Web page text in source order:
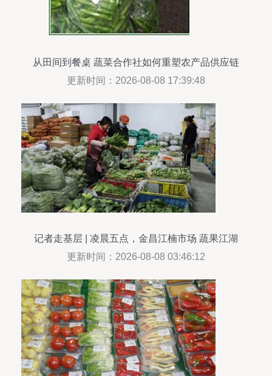
从田间到餐桌 蔬菜合作社如何重塑农产品供应链
更新时间：2026-08-08 17:39:48
记者走基层 | 凌晨五点，金昌江楠市场 蔬果江湖
的“暗夜繁华”
更新时间：2026-08-08 03:46:12